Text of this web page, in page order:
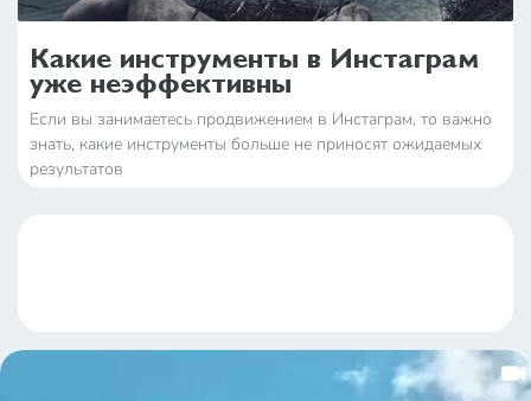
Какие инструменты в Инстаграм
уже неэффективны
Если вы занимаетесь продвижением в Инстаграм, то важно
знать, какие инструменты больше не приносят ожидаемых
результатов